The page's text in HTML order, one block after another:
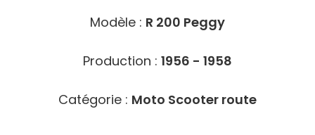
Modèle : R 200 Peggy
Production : 1956 - 1958
Catégorie : Moto Scooter route